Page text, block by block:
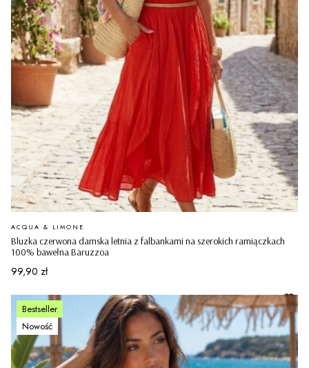
Bluzka czerwona damska letnia z falbankami na szerokich ramiączkach
100% bawełna Baruzzoa
PRODUCENT
ACQUA & LIMONE
Cena
99,90 zł
Bestseller
Nowość